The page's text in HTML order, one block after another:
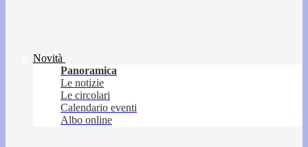
Novità
Panoramica
Le notizie
Le circolari
Calendario eventi
Albo online